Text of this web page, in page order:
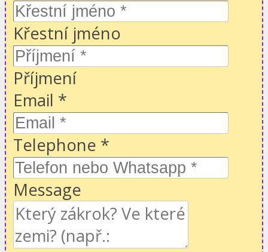
Křestní jméno
Příjmení
Email *
Telephone *
Message